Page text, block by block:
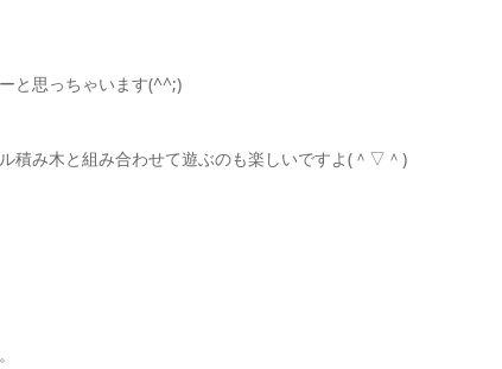
と思っちゃいます(^^;)
積み木と組み合わせて遊ぶのも楽しいですよ(＾▽＾)